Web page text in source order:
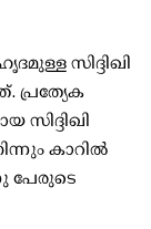
സിദ്ദിഖി
പ്രത്യേക
കാറില്‍
പേരുടെ